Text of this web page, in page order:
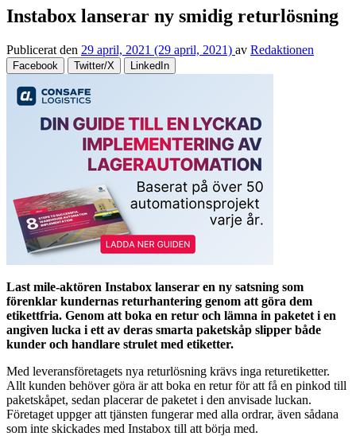
Instabox lanserar ny smidig returlösning
Publicerat den 29 april, 2021 (29 april, 2021) av Redaktionen
Facebook Twitter/X LinkedIn
Last mile-aktören Instabox lanserar en ny satsning som
förenklar kundernas returhantering genom att göra dem
etikettfria. Genom att boka en retur och lämna in paketet i en
angiven lucka i ett av deras smarta paketskåp slipper både
kunder och handlare strulet med etiketter.
Med leveransföretagets nya returlösning krävs inga returetiketter.
Allt kunden behöver göra är att boka en retur för att få en pinkod till
paketskåpet, sedan placerar de paketet i den anvisade luckan.
Företaget uppger att tjänsten fungerar med alla ordrar, även sådana
som inte skickades med Instabox till att börja med.